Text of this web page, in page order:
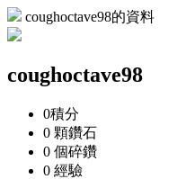
coughoctave98的資料
coughoctave98
0積分
0 顆鑽石
0 個碎鑽
0 經驗